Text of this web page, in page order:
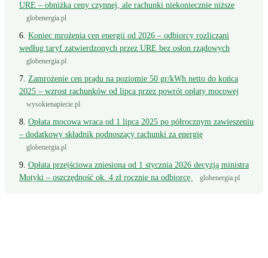
URE – obniżka ceny czynnej, ale rachunki niekoniecznie niższe
globenergia.pl
Koniec mrożenia cen energii od 2026 – odbiorcy rozliczani
według taryf zatwierdzonych przez URE bez osłon rządowych
globenergia.pl
Zamrożenie cen prądu na poziomie 50 gr/kWh netto do końca
2025 – wzrost rachunków od lipca przez powrót opłaty mocowej
wysokienapiecie.pl
Opłata mocowa wraca od 1 lipca 2025 po półrocznym zawieszeniu
– dodatkowy składnik podnoszący rachunki za energię
globenergia.pl
Opłata przejściowa zniesiona od 1 stycznia 2026 decyzją ministra
Motyki – oszczędność ok. 4 zł rocznie na odbiorcę
globenergia.pl